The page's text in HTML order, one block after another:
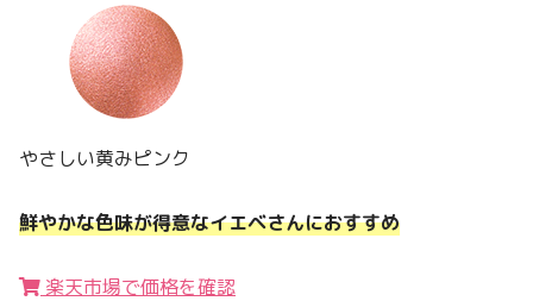
やさしい黄みピンク
鮮やかな色味が得意なイエベさんにおすすめ
楽天市場で価格を確認